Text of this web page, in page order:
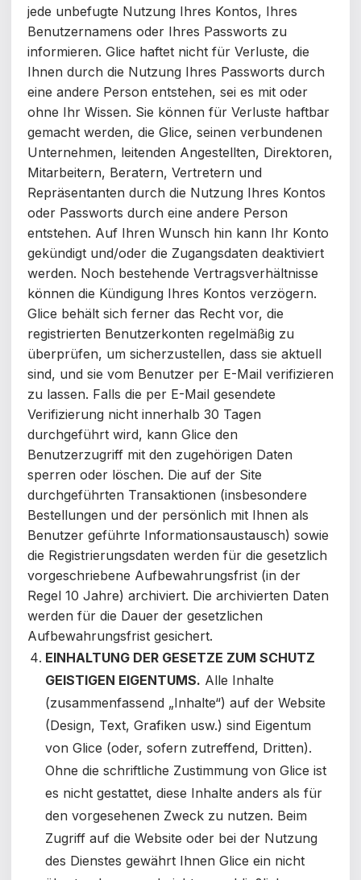
jede unbefugte Nutzung Ihres Kontos, Ihres
Benutzernamens oder Ihres Passworts zu
informieren. Glice haftet nicht für Verluste, die
Ihnen durch die Nutzung Ihres Passworts durch
eine andere Person entstehen, sei es mit oder
ohne Ihr Wissen. Sie können für Verluste haftbar
gemacht werden, die Glice, seinen verbundenen
Unternehmen, leitenden Angestellten, Direktoren,
Mitarbeitern, Beratern, Vertretern und
Repräsentanten durch die Nutzung Ihres Kontos
oder Passworts durch eine andere Person
entstehen. Auf Ihren Wunsch hin kann Ihr Konto
gekündigt und/oder die Zugangsdaten deaktiviert
werden. Noch bestehende Vertragsverhältnisse
können die Kündigung Ihres Kontos verzögern.
Glice behält sich ferner das Recht vor, die
registrierten Benutzerkonten regelmäßig zu
überprüfen, um sicherzustellen, dass sie aktuell
sind, und sie vom Benutzer per E-Mail verifizieren
zu lassen. Falls die per E-Mail gesendete
Verifizierung nicht innerhalb 30 Tagen
durchgeführt wird, kann Glice den
Benutzerzugriff mit den zugehörigen Daten
sperren oder löschen. Die auf der Site
durchgeführten Transaktionen (insbesondere
Bestellungen und der persönlich mit Ihnen als
Benutzer geführte Informationsaustausch) sowie
die Registrierungsdaten werden für die gesetzlich
vorgeschriebene Aufbewahrungsfrist (in der
Regel 10 Jahre) archiviert. Die archivierten Daten
werden für die Dauer der gesetzlichen
Aufbewahrungsfrist gesichert.
EINHALTUNG DER GESETZE ZUM SCHUTZ
GEISTIGEN EIGENTUMS. Alle Inhalte
(zusammenfassend „Inhalte“) auf der Website
(Design, Text, Grafiken usw.) sind Eigentum
von Glice (oder, sofern zutreffend, Dritten).
Ohne die schriftliche Zustimmung von Glice ist
es nicht gestattet, diese Inhalte anders als für
den vorgesehenen Zweck zu nutzen. Beim
Zugriff auf die Website oder bei der Nutzung
des Dienstes gewährt Ihnen Glice ein nicht